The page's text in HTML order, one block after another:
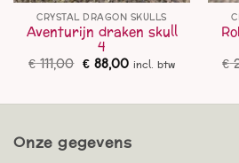
CRYSTAL DRAGON SKULLS
Aventurijn draken skull
4
€111,00 Oorspronkelijke
prijs
€88,00Huidige
prijs
incl. btw €
Onze gegevens